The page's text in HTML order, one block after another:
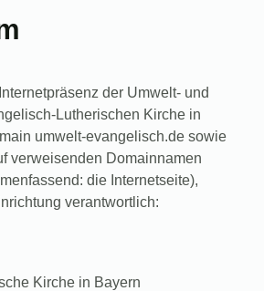
der Umwelt- und
Lutherischen Kirche in
umwelt-evangelisch.de sowie
verweisenden Domainnamen
die Internetseite),
verantwortlich:
Kirche in Bayern